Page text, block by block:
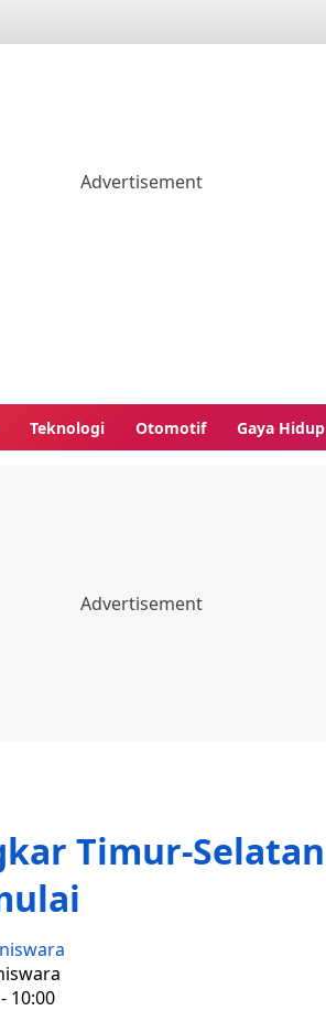
Teknologi Otomotif Gaya Hidup
Timur-Selatan
10:00